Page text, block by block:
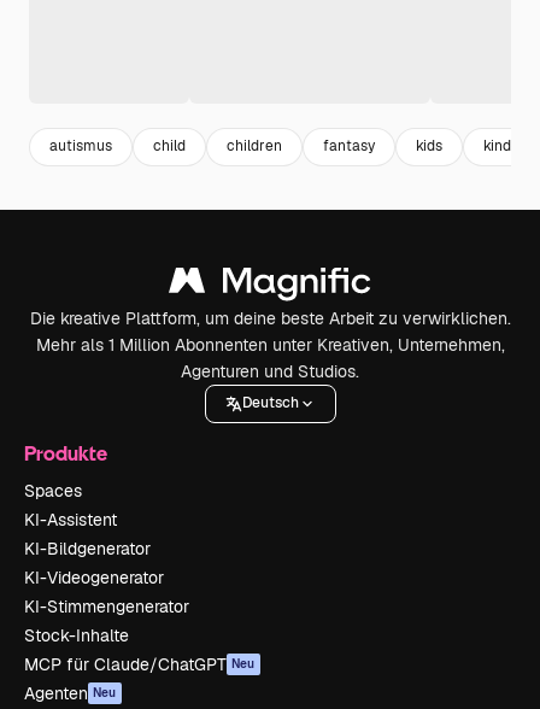
autismus child children fantasy kids kinder
Die kreative Plattform, um deine beste Arbeit zu verwirklichen.
Mehr als 1 Million Abonnenten unter Kreativen, Unternehmen,
Agenturen und Studios.
Deutsch
Produkte
Spaces
KI-Assistent
KI-Bildgenerator
KI-Videogenerator
KI-Stimmengenerator
Stock-Inhalte
MCP für Claude/ChatGPT Neu
Agenten Neu